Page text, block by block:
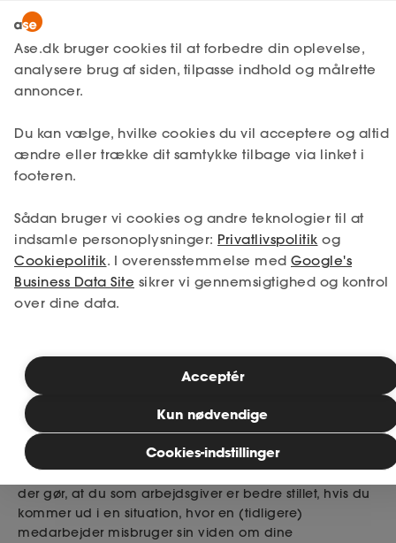
MitAse
Ase Selvstændig
Dokumenter.dk
Lønmodtager
Selvstændig
Etableret
Produkter
Få svar
Fordele
Studerende
Bliv medlem
MitAse
Ase Selvstændig
Selvstændig Få svar Virksomhedsjura
Har du styr på dine
forretnings-
hemmeligheder?
Vidste du, at du som arbejdsgiver faktisk er
dækket, hvis en af dine medarbejdere
skulle bryde deres tavshedspligt eller
misbruger sin viden om dine
Læsetid: 3 minutter
Publiceret: 14. januar 2026
Der findes en speciallov om forretningshemmeligheder,
der gør, at du som arbejdsgiver er bedre stillet, hvis du
kommer ud i en situation, hvor en (tidligere)
medarbejder misbruger sin viden om dine
Ase.dk bruger cookies til at forbedre din oplevelse,
analysere brug af siden, tilpasse indhold og målrette
annoncer.
Du kan vælge, hvilke cookies du vil acceptere og altid
ændre eller trække dit samtykke tilbage via linket i
footeren.
Sådan bruger vi cookies og andre teknologier til at
indsamle personoplysninger: Privatlivspolitik og
Cookiepolitik. I overensstemmelse med Google's
Business Data Site sikrer vi gennemsigtighed og kontrol
over dine data.
Cookies-indstillinger
Kun nødvendige
Acceptér